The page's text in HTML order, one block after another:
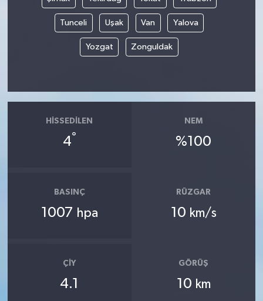
Tunceli Uşak Van Yalova
Yozgat Zonguldak
HISSEDILEN
4°
NEM
%100
BASINÇ
1007 hpa
RÜZGAR
10 km/s
ÇIY
4.1
GÖRÜŞ
10 km